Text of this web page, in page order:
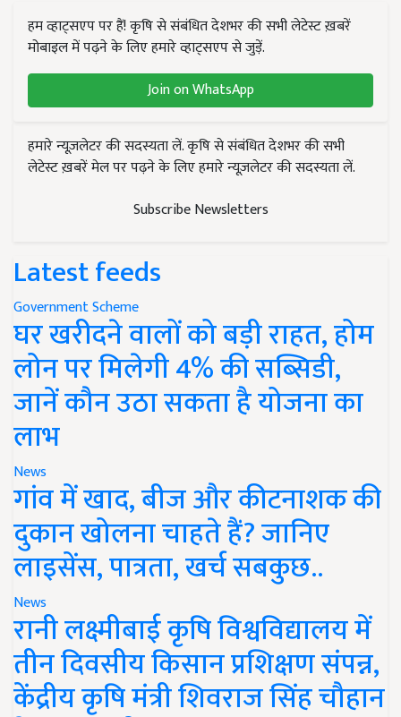
हम व्हाट्सएप पर हैं! कृषि से संबंधित देशभर की सभी लेटेस्ट ख़बरें
मोबाइल में पढ़ने के लिए हमारे व्हाट्सएप से जुड़ें.
Join on WhatsApp
हमारे न्यूज़लेटर की सदस्यता लें. कृषि से संबंधित देशभर की सभी
लेटेस्ट ख़बरें मेल पर पढ़ने के लिए हमारे न्यूज़लेटर की सदस्यता लें.
Subscribe Newsletters
Latest feeds
Government Scheme
घर खरीदने वालों को बड़ी राहत, होम
लोन पर मिलेगी 4% की सब्सिडी,
जानें कौन उठा सकता है योजना का
लाभ
News
गांव में खाद, बीज और कीटनाशक की
दुकान खोलना चाहते हैं? जानिए
लाइसेंस, पात्रता, खर्च सबकुछ..
News
रानी लक्ष्मीबाई कृषि विश्वविद्यालय में
तीन दिवसीय किसान प्रशिक्षण संपन्न,
केंद्रीय कृषि मंत्री शिवराज सिंह चौहान